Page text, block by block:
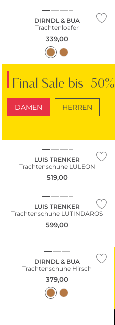
DIRNDL & BUA
Trachtenloafer
339,00
Final Sale bis -50%
DAMEN HERREN
LUIS TRENKER
Trachtenschuhe LULEON
519,00
LUIS TRENKER
Trachtenschuhe LUTINDAROS
599,00
DIRNDL & BUA
Trachtenschuhe Hirsch
379,00